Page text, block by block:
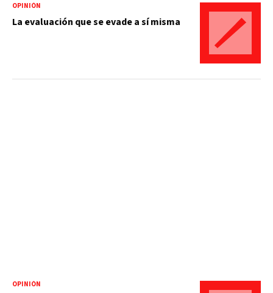
OPINIÓN
La evaluación que se evade a sí misma
OPINIÓN